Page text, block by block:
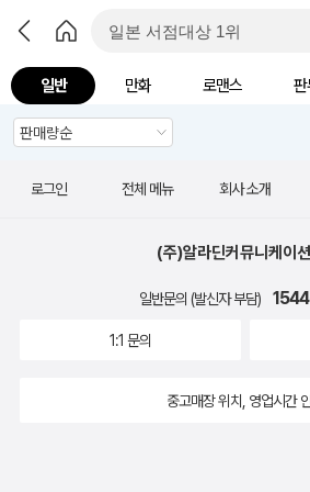
일반 만화 로맨스 판
로그인 전체 메뉴 회사 소개
(주)알라딘커뮤니케이션
일반문의 (발신자 부담)
1:1 문의
중고매장 위치, 영업시간